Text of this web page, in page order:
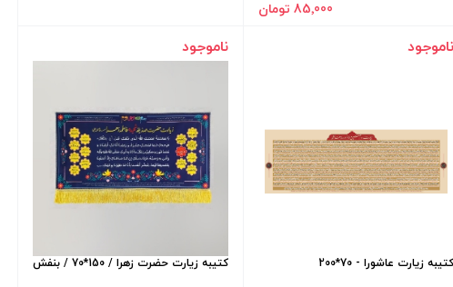
85٬000 تومان
ناموجود
کتیبه زیارت عاشورا - 70*200
ناموجود
کتیبه زیارت حضرت زهرا / 150*70 / بنفش